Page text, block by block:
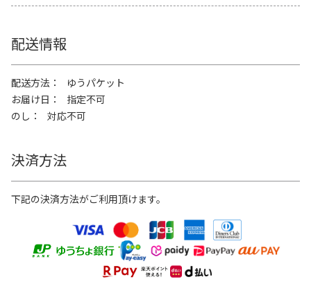
配送情報
配送方法
ゆうパケット
お届け日
指定不可
のし
対応不可
決済方法
下記の決済方法がご利用頂けます。